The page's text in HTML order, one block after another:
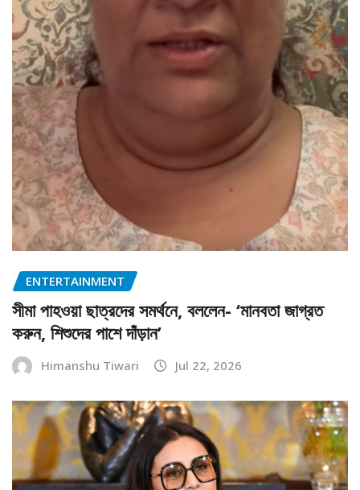
ENTERTAINMENT
সীমা পাহওয়া ছাত্রদের সমর্থনে, বললেন- ‘মানবতা জাগ্রত
করুন, শিশুদের পাশে দাঁড়ান’
Himanshu Tiwari Jul 22, 2026